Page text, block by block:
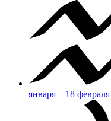
января – 18 февраля